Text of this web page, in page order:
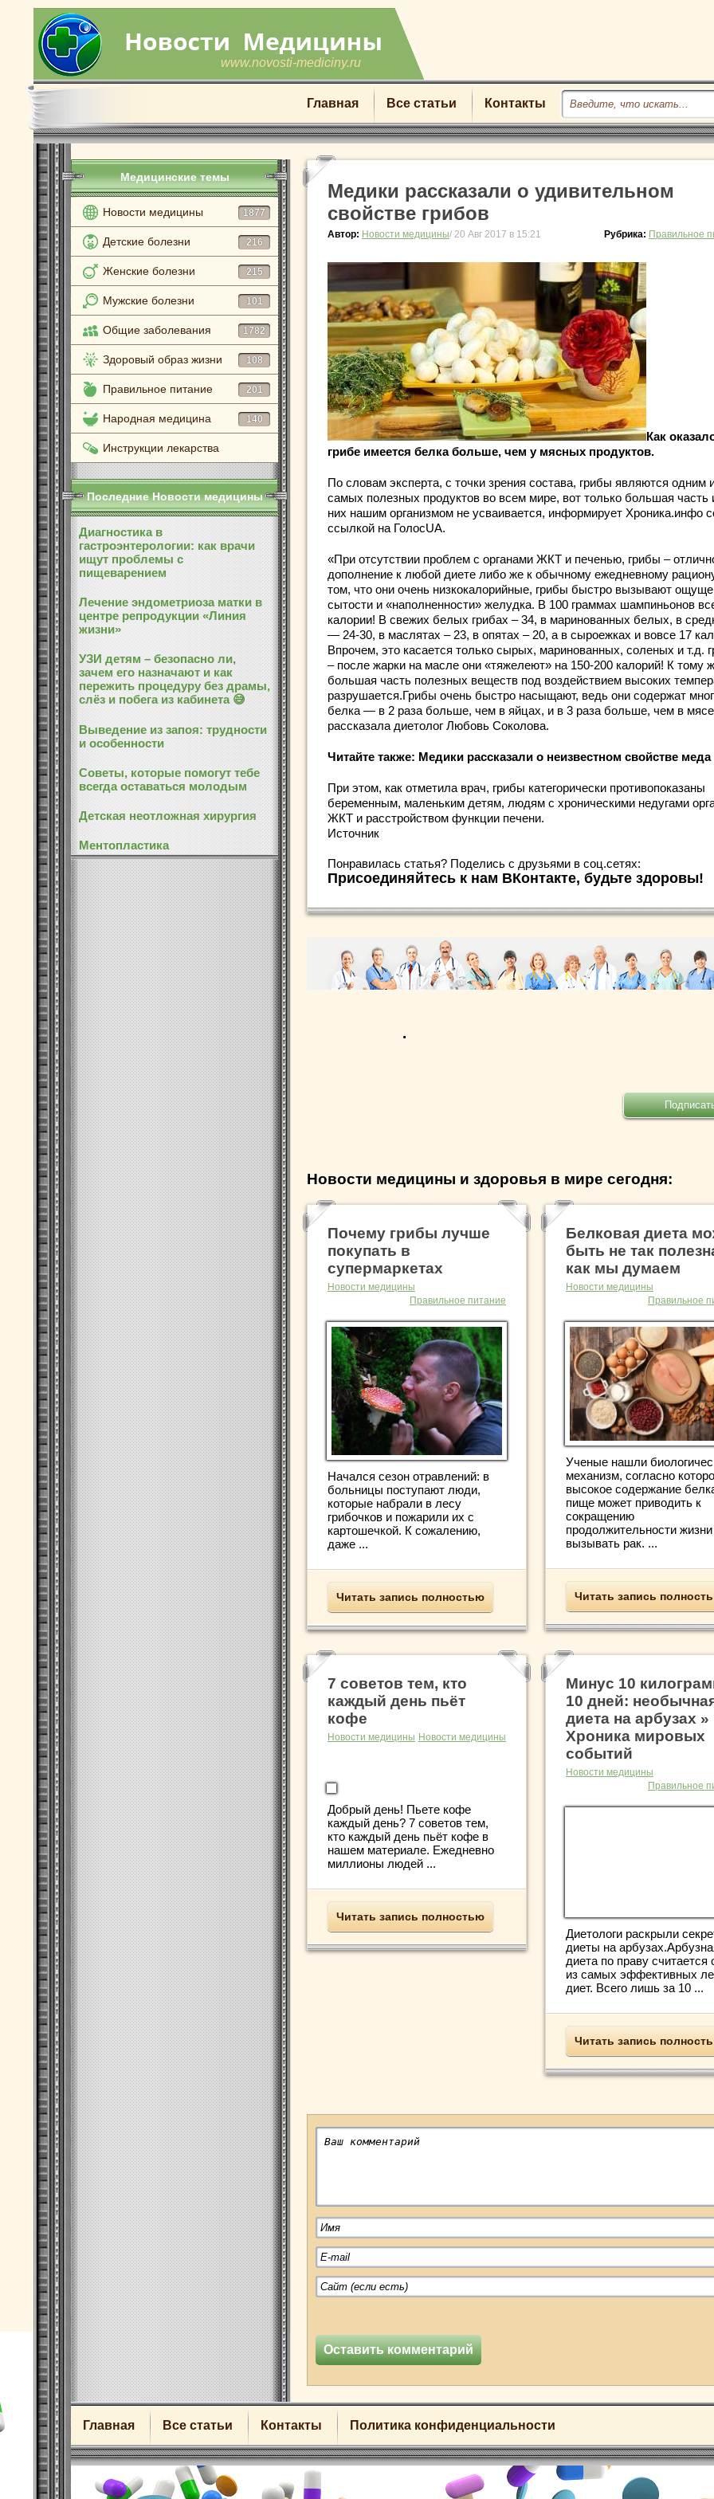
www.novosti-mediciny.ru
Главная Все статьи Контакты
Медицинские темы
Новости медицины 1877
Детские болезни 216
Женские болезни 215
Мужские болезни 101
Общие заболевания 1782
Здоровый образ жизни 108
Правильное питание 201
Народная медицина 140
Инструкции лекарства
Последние Новости медицины
Диагностика в
гастроэнтерологии: как врачи
ищут проблемы с
пищеварением
Лечение эндометриоза матки в
центре репродукции «Линия
жизни»
УЗИ детям – безопасно ли,
зачем его назначают и как
пережить процедуру без драмы,
слёз и побега из кабинета 😅
Выведение из запоя: трудности
и особенности
Советы, которые помогут тебе
всегда оставаться молодым
Детская неотложная хирургия
Ментопластика
Медики рассказали о удивительном
свойстве грибов
Автор: Новости медицины/ 20 Авг 2017 в 15:21 Рубрика: Правильное
Как
грибе имеется белка больше, чем у мясных продуктов.
По словам эксперта, с точки зрения состава, грибы являются одним
самых полезных продуктов во всем мире, вот только большая часть
них нашим организмом не усваивается, информирует Хроника.инфо
ссылкой на ГолосUA.
«При отсутствии проблем с органами ЖКТ и печенью, грибы –
дополнение к любой диете либо же к обычному ежедневному
том, что они очень низкокалорийные, грибы быстро вызывают
сытости и «наполненности» желудка. В 100 граммах шампиньонов
калории! В свежих белых грибах – 34, в маринованных белых, в
— 24-30, в маслятах – 23, в опятах – 20, а в сыроежках и вовсе 17
Впрочем, это касается только сырых, маринованных, соленых и т.д.
– после жарки на масле они «тяжелеют» на 150-200 калорий! К тому
большая часть полезных веществ под воздействием высоких
разрушается.Грибы очень быстро насыщают, ведь они содержат
белка — в 2 раза больше, чем в яйцах, и в 3 раза больше, чем в
рассказала диетолог Любовь Соколова.
Читайте также: Медики рассказали о неизвестном свойстве меда
При этом, как отметила врач, грибы категорически противопоказаны
беременным, маленьким детям, людям с хроническими недугами
ЖКТ и расстройством функции печени.
Источник
Понравилась статья? Поделись с друзьями в соц.сетях:
Присоединяйтесь к нам ВКонтакте, будьте здоровы!
.
Новости медицины и здоровья в мире сегодня:
Почему грибы лучше
покупать в
супермаркетах
Новости медицины
Правильное питание
Начался сезон отравлений: в
больницы поступают люди,
которые набрали в лесу
грибочков и пожарили их с
картошечкой. К сожалению,
даже ...
Читать запись полностью
Белковая диета
быть не так
как мы думаем
Новости медицины
Правильное
Ученые нашли
механизм, согласно
высокое содержание
пище может приводить к
сокращению
продолжительности
вызывать рак. ...
Читать запись
7 советов тем, кто
каждый день пьёт
кофе
Новости медицины Новости медицины
Добрый день! Пьете кофе
каждый день? 7 советов тем,
кто каждый день пьёт кофе в
нашем материале. Ежедневно
миллионы людей ...
Читать запись полностью
Минус 10
10 дней:
диета на арбузах »
Хроника мировых
событий
Новости медицины
Правильное
Диетологи раскрыли
диеты на
диета по праву считается
из самых эффективных
диет. Всего лишь за 10 ...
Читать запись
Главная Все статьи Контакты Политика конфиденциальности